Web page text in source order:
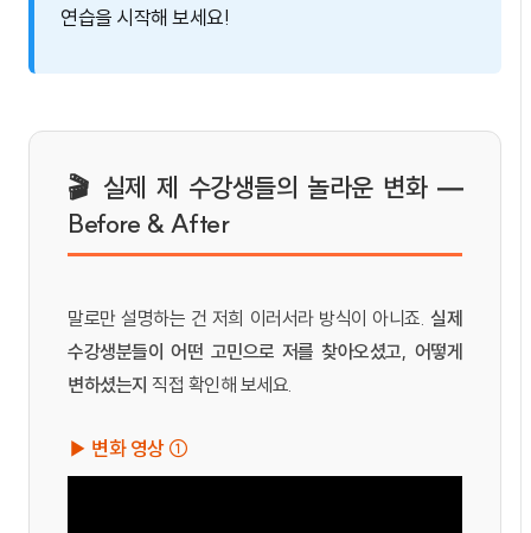
연습을 시작해 보세요!
🎬 실제 제 수강생들의 놀라운 변화 —
Before & After
말로만 설명하는 건 저희 이러서라 방식이 아니죠. 실제
수강생분들이 어떤 고민으로 저를 찾아오셨고, 어떻게
변하셨는지 직접 확인해 보세요.
▶ 변화 영상 ①